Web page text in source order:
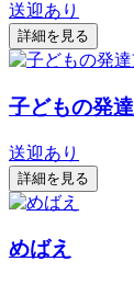
送迎あり
詳細を見る
子どもの発
送迎あり
詳細を見る
めばえ